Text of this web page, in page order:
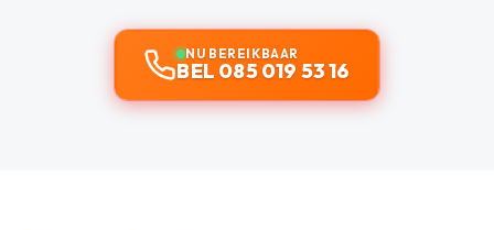
NU BEREIKBAAR
BEL 085 019 53 16